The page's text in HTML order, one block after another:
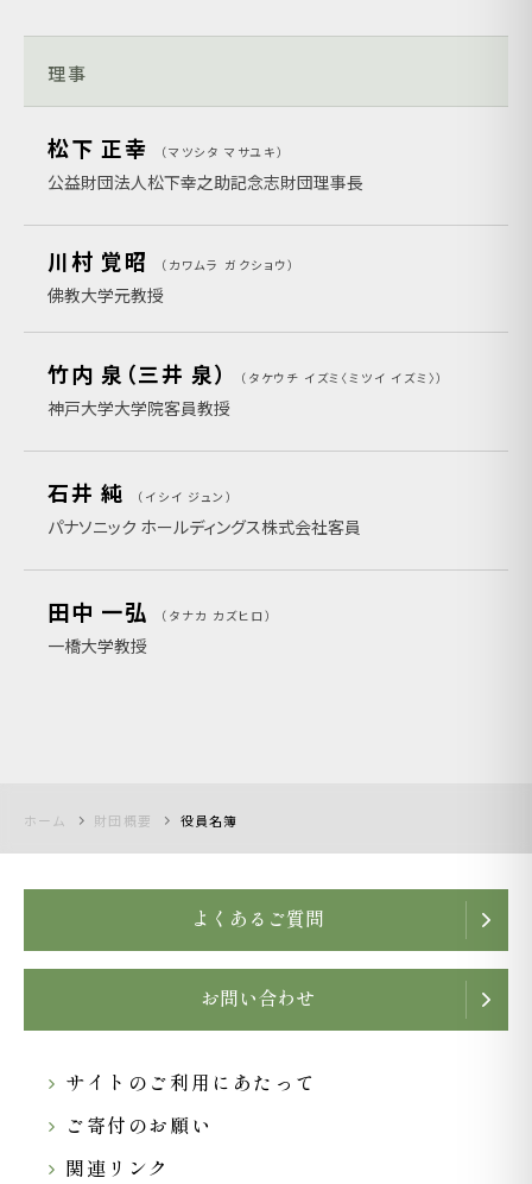
理事
松下 正幸 マツシタ マサユキ
公益財団法人松下幸之助記念志財団理事長
川村 覚昭 カワムラ ガクショウ
佛教大学元教授
竹内 泉（三井 泉） タケウチ イズミ〈ミツイ イズミ〉
神戸大学大学院客員教授
石井 純 イシイ ジュン
パナソニック ホールディングス株式会社客員
田中 一弘 タナカ カズヒロ
一橋大学教授
ホーム 財団概要 役員名簿
よくあるご質問
お問い合わせ
サイトのご利用にあたって
ご寄付のお願い
関連リンク